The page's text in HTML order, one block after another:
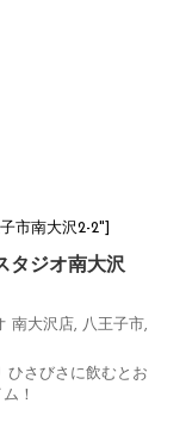
市南大沢2-2"]
タジオ南大沢
南大沢店, 八王子市 ,
ひさびさに飲むとお
！